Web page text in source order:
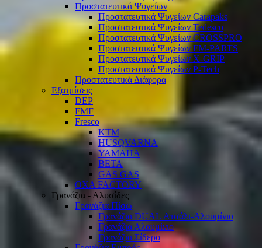
Προστατευτικά Ψυγείων
Προστατευτικά Ψυγείων Carapaks
Προστατευτικά Ψυγείων Tedesco
Προστατευτικά Ψυγείων CROSSPRO
Προστατευτικά Ψυγείων FM-PARTS
Προστατευτικά Ψυγείων X-GRIP
Προστατευτικά Ψυγείων P-Tech
Προστατευτικά Διάφορα
Εξατμίσεις
DEP
FMF
Fresco
KTM
HUSQVARNA
YAMAHA
BETA
GAS GAS
OXA FACTORY
Γρανάζια - Αλυσίδες
Γρανάζια Πίσω
Γρανάζια DUAL Ατσάλι-Αλουμίνιο
Γρανάζια Αλουμίνιο
Γρανάζια Σίδερο